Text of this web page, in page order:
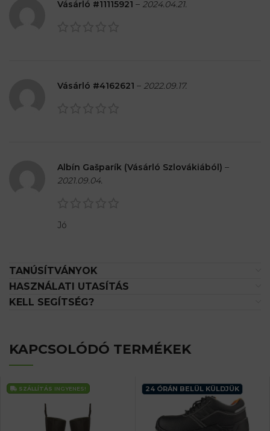
Vásárló #11115921 – 2024.04.21.
Vásárló #4162621 – 2022.09.17.
Albín Gašparík (Vásárló Szlovákiából) –
2021.09.04.
Jó
TANÚSÍTVÁNYOK
HASZNÁLATI UTASÍTÁS
KELL SEGÍTSÉG?
KAPCSOLÓDÓ TERMÉKEK
SZÁLLÍTÁS INGYENES! 24 ÓRÁN BELÜL KÜLDJÜK